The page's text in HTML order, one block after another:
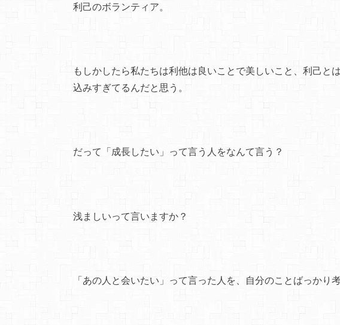
利己のボランティア。
もしかしたら私たちは利他は良いことで美しいこと、利己と
込みすぎてるんだと思う。
だって「成長したい」って言う人をなんて言う？
浅ましいって言いますか？
「あの人と会いたい」って言った人を、自分のことばっかり